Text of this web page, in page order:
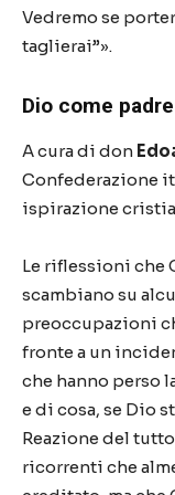
Vedremo se
taglierai”».
Dio come
A cura di don
Confederazione
ispirazione
Le riflessioni che
scambiano su
preoccupazioni
fronte a un
che hanno perso
e di cosa, se Dio
Reazione del
ricorrenti che